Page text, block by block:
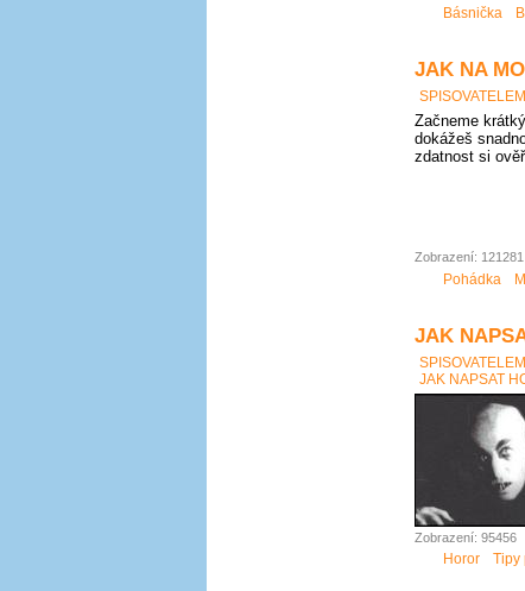
Básnička
JAK NA
Začneme
dokážeš
zdatnost si
Zobrazení: 121281
Pohádka
JAK
JAK NAPSAT
Zobrazení: 95456
Horor Tipy